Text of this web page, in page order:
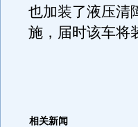
也加装了液压清
施，届时该车将
相关新闻